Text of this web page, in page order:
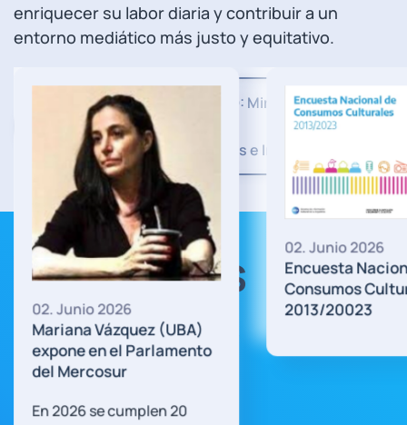
enriquecer su labor diaria y contribuir a un
entorno mediático más justo y equitativo.
FUENTE DE ESTE ARTICULO: Mira desde aca
todas las Publicaciones e Informes
Artículos
Recientes
(UBA)
Parlamento
20
02. Junio 2026
Encuesta Nacional de
Consumos Culturales